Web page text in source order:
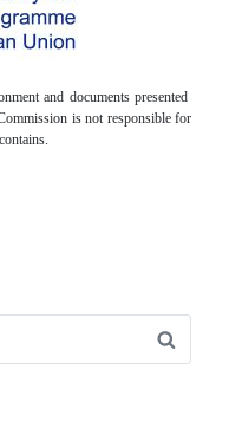
and documents presented
is not responsible for